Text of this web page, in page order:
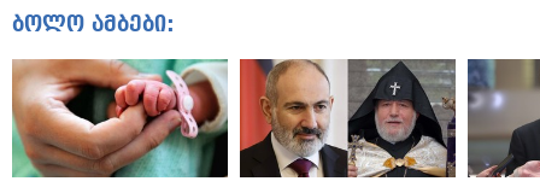
ბოლო ამბები: